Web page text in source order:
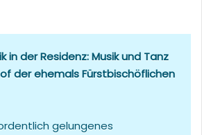
in der Residenz:Musik und Tanz
der ehemals Fürstbischöflichen
gelungenes